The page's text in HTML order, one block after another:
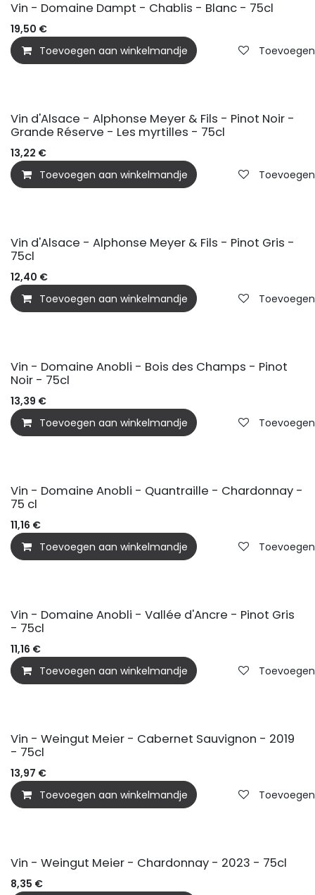
Vin - Domaine Dampt - Chablis - Blanc - 75cl
19,50 €
Toevoegen aan winkelmandje
Vin d'Alsace - Alphonse Meyer & Fils - Pinot Noir -
Grande Réserve - Les myrtilles - 75cl
13,22 €
Toevoegen aan winkelmandje
Vin d'Alsace - Alphonse Meyer & Fils - Pinot Gris -
75cl
12,40 €
Toevoegen aan winkelmandje
Vin - Domaine Anobli - Bois des Champs - Pinot
Noir - 75cl
13,39 €
Toevoegen aan winkelmandje
Vin - Domaine Anobli - Quantraille - Chardonnay -
75 cl
11,16 €
Toevoegen aan winkelmandje
Vin - Domaine Anobli - Vallée d'Ancre - Pinot Gris
- 75cl
11,16 €
Toevoegen aan winkelmandje
BIO
Vin - Weingut Meier - Cabernet Sauvignon - 2019
- 75cl
13,97 €
Toevoegen aan winkelmandje
BIO
Vin - Weingut Meier - Chardonnay - 2023 - 75cl
8,35 €